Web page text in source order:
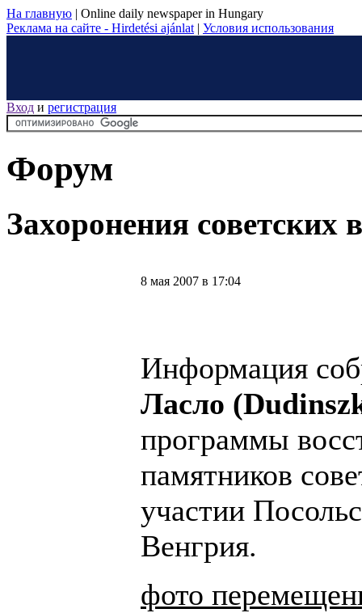
На главную | Online daily newspaper in Hungary
Реклама на сайте - Hirdetési ajánlat | Условия использования
Вход и регистрация
Форум
Захоронения советских
8 мая 2007 в 17:04
Информация
Ласло
программы
памятников
участии
Венгрия.
фото